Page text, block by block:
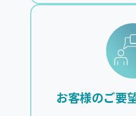
お客様のご要